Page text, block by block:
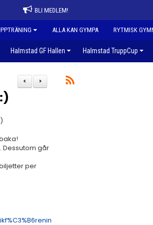
BLI MEDLEM!
ALLA KAN GYMPA RYTMISK
Halmstad GF Hallen Halmstad TruppCup
>
<
Dessutom går
per